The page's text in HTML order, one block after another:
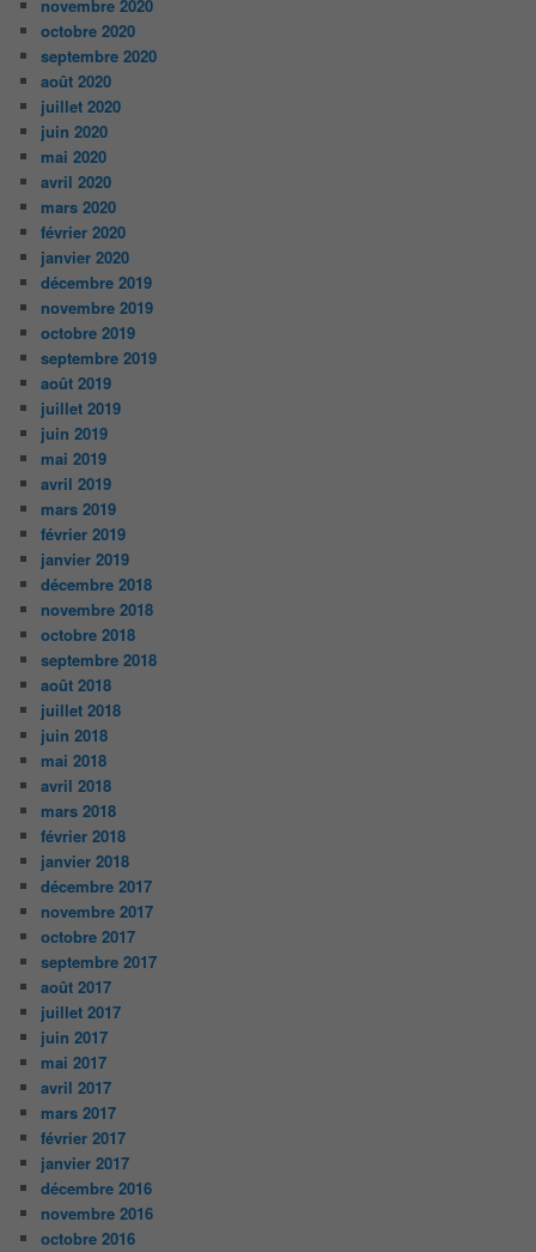
novembre 2020
octobre 2020
septembre 2020
août 2020
juillet 2020
juin 2020
mai 2020
avril 2020
mars 2020
février 2020
janvier 2020
décembre 2019
novembre 2019
octobre 2019
septembre 2019
août 2019
juillet 2019
juin 2019
mai 2019
avril 2019
mars 2019
février 2019
janvier 2019
décembre 2018
novembre 2018
octobre 2018
septembre 2018
août 2018
juillet 2018
juin 2018
mai 2018
avril 2018
mars 2018
février 2018
janvier 2018
décembre 2017
novembre 2017
octobre 2017
septembre 2017
août 2017
juillet 2017
juin 2017
mai 2017
avril 2017
mars 2017
février 2017
janvier 2017
décembre 2016
novembre 2016
octobre 2016